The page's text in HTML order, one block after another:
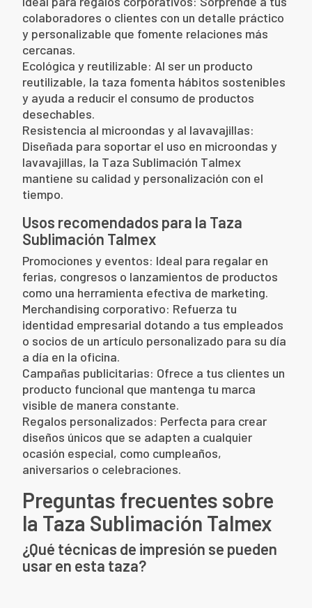
colaboradores o clientes con un detalle práctico
y personalizable que fomente relaciones más
cercanas.
Ecológica y reutilizable: Al ser un producto
reutilizable, la taza fomenta hábitos sostenibles
y ayuda a reducir el consumo de productos
desechables.
Resistencia al microondas y al lavavajillas:
Diseñada para soportar el uso en microondas y
lavavajillas, la Taza Sublimación Talmex
mantiene su calidad y personalización con el
tiempo.
Usos recomendados para la Taza
Sublimación Talmex
Promociones y eventos: Ideal para regalar en
ferias, congresos o lanzamientos de productos
como una herramienta efectiva de marketing.
Merchandising corporativo: Refuerza tu
identidad empresarial dotando a tus empleados
o socios de un artículo personalizado para su día
a día en la oficina.
Campañas publicitarias: Ofrece a tus clientes un
producto funcional que mantenga tu marca
visible de manera constante.
Regalos personalizados: Perfecta para crear
diseños únicos que se adapten a cualquier
ocasión especial, como cumpleaños,
aniversarios o celebraciones.
Preguntas frecuentes sobre
la Taza Sublimación Talmex
¿Qué técnicas de impresión se pueden
usar en esta taza?